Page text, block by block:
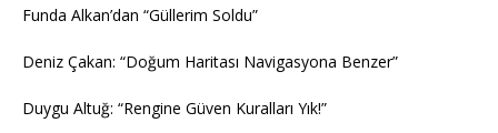
Funda Alkan’dan “Güllerim Soldu”
Deniz Çakan: “Doğum Haritası Navigasyona Benzer”
Duygu Altuğ: “Rengine Güven Kuralları Yık!”